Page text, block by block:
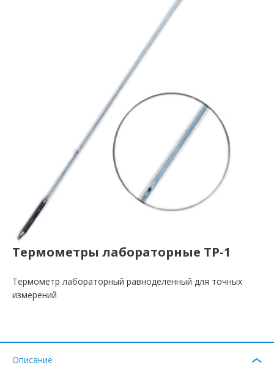
Термометры лабораторные ТР-1
Термометр лабораторный равноделенный для точных
измерений
Описание